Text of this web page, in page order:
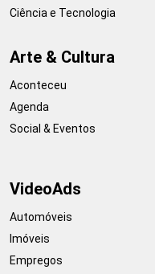
Ciência e Tecnologia
Arte & Cultura
Aconteceu
Agenda
Social & Eventos
VideoAds
Automóveis
Imóveis
Empregos